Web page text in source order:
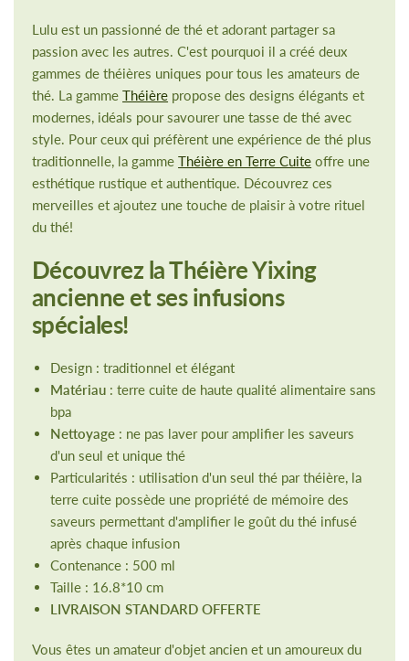
Lulu est un passionné de thé et adorant partager sa
passion avec les autres. C'est pourquoi il a créé deux
gammes de théières uniques pour tous les amateurs de
thé. La gammeThéière propose des designs élégants et
modernes, idéals pour savourer une tasse de thé avec
style. Pour ceux qui préfèrent une expérience de thé plus
traditionnelle, la gammeThéière en Terre Cuite offre une
esthétique rustique et authentique. Découvrez ces
merveilles et ajoutez une touche de plaisir à votre rituel
du thé!
Découvrez la Théière Yixing
ancienne et ses infusions
spéciales!
Design : traditionnel et élégant
Matériau : terre cuite de haute qualité alimentaire sans
bpa
Nettoyage : ne pas laver pour amplifier les saveurs
d'un seul et unique thé
Particularités : utilisation d'un seul thé par théière, la
terre cuite possède une propriété de mémoire des
saveurs permettant d'amplifier le goût du thé infusé
après chaque infusion
Contenance : 500 ml
Taille : 16.8*10 cm
LIVRAISON STANDARD OFFERTE
Vous êtes un amateur d'objet ancien et un amoureux du